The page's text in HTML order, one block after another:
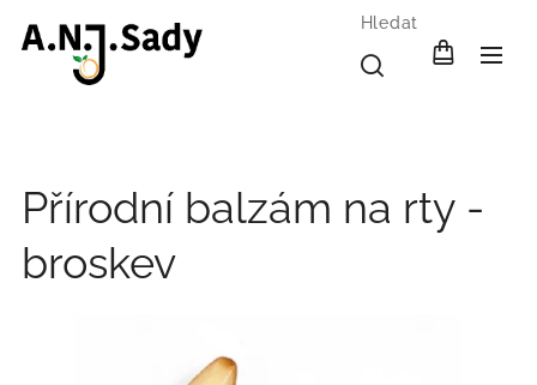
Hledat
Přírodní balzám na rty -
broskev